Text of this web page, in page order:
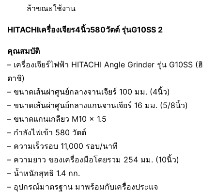
ล้าขณะใช้งาน
HITACHIเครื่องเจียร4นิ้ว580วัตต์ รุ่นG10SS 2
คุณสมบัติ
– เครื่องเจียร์ไฟฟ้า HITACHI Angle Grinder รุ่น G10SS (ฮิ
ตาชิ)
– ขนาดเส้นผ่าศูนย์กลางจานเจียร์ 100 มม. (4นิ้ว)
– ขนาดเส้นผ่าศูนย์กลางแกนจานเจียร์ 16 มม. (5/8นิ้ว)
– ขนาดแกนเกลียว M10 x 1.5
– กำลังไฟเข้า 580 วัตต์
– ความเร็วรอบ 11,000 รอบ/นาที
– ความยาว ของเครื่องมือโดยรวม 254 มม. (10นิ้ว)
– น้ำหนักสุทธิ 1.4 กก.
– อุปกรณ์มาตรฐาน มาพร้อมกับเครื่องประแจ